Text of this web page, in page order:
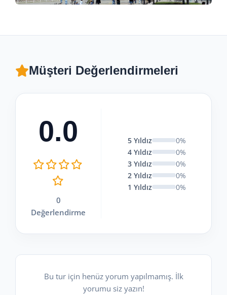
Müşteri Değerlendirmeleri
0.0
0
Değerlendirme
5 Yıldız
0%
4 Yıldız
0%
3 Yıldız
0%
2 Yıldız
0%
1 Yıldız
0%
Bu tur için henüz yorum yapılmamış. İlk
yorumu siz yazın!